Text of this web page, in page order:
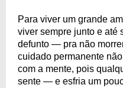
Para viver um grande
viver sempre junto e até
defunto — pra não
cuidado permanente
com a mente, pois
sente — e esfria um